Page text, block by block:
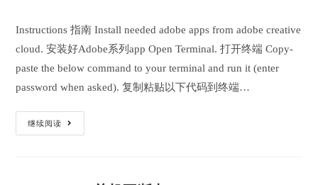
modified:
Instructions 指南 Install needed adobe apps from adobe creative
cloud. 安装好Adobe系列app Open Terminal. 打开终端 Copy-
paste the below command to your terminal and run it (enter
password when asked). 复制粘贴以下代码到终端…
继续阅读
Adobe
Crash